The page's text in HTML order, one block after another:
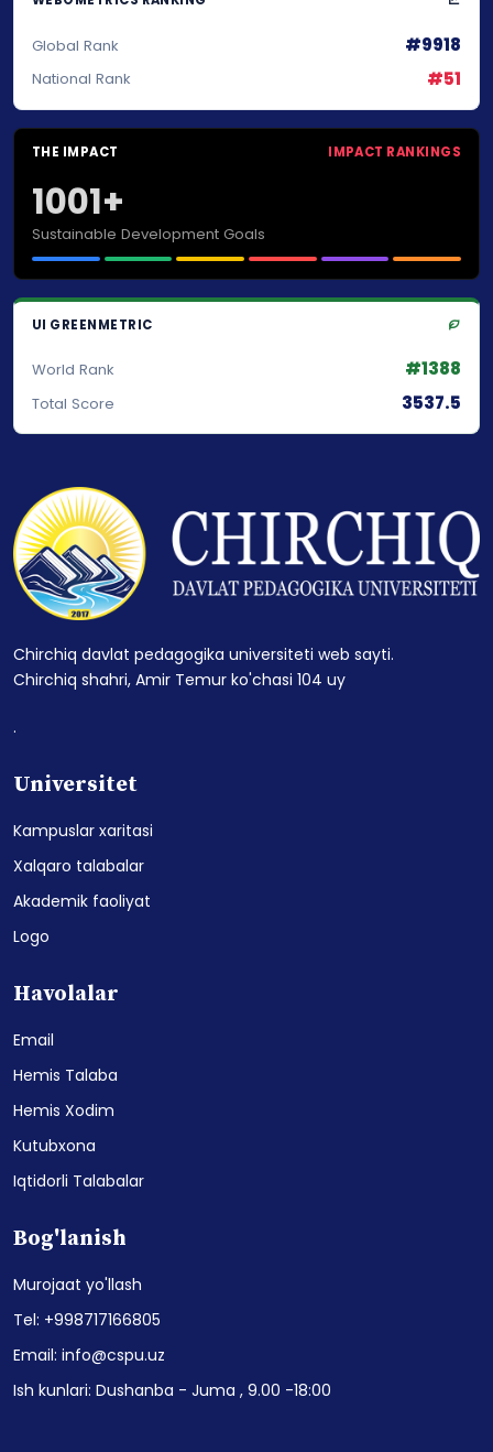
Global Rank #9918
National Rank #51
THE IMPACT IMPACT RANKINGS
1001+
Sustainable Development Goals
UI GREENMETRIC
World Rank #1388
Total Score 3537.5
Chirchiq davlat pedagogika universiteti web sayti.
Chirchiq shahri, Amir Temur ko'chasi 104 uy
.
Universitet
Kampuslar xaritasi
Xalqaro talabalar
Akademik faoliyat
Logo
Havolalar
Email
Hemis Talaba
Hemis Xodim
Kutubxona
Iqtidorli Talabalar
Bog'lanish
Murojaat yo'llash
Tel: +998717166805
Email: info@cspu.uz
Ish kunlari: Dushanba - Juma , 9.00 -18:00